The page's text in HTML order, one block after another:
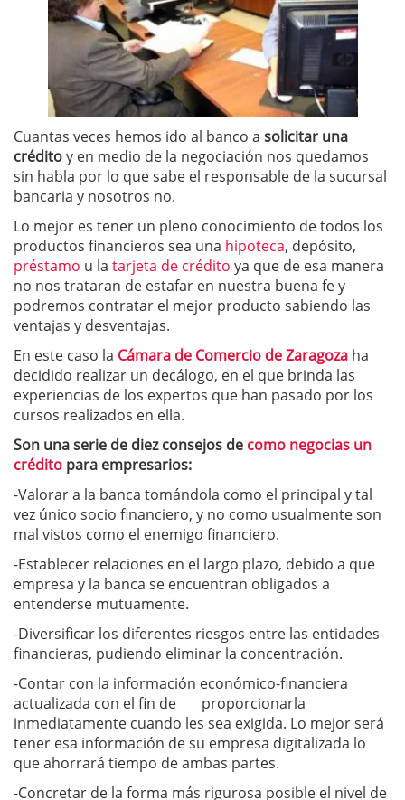
Cuantas veces hemos ido al banco a solicitar una
créditoy en medio de la negociación nos quedamos
sin habla por lo que sabe el responsable de la sucursal
bancaria y nosotros no.
Lo mejor es tener un pleno conocimiento de todos los
productos financieros sea una hipoteca, depósito,
préstamo u la tarjeta de crédito ya que de esa manera
no nos trataran de estafar en nuestra buena fe y
podremos contratar el mejor producto sabiendo las
ventajas y desventajas.
En este caso la Cámara de Comercio de Zaragoza ha
decidido realizar un decálogo, en el que brinda las
experiencias de los expertos que han pasado por los
cursos realizados en ella.
Son una serie de diez consejos de como negocias un
crédito para empresarios:
-Valorar a la banca tomándola como el principal y tal
vez único socio financiero, y no como usualmente son
mal vistos como el enemigo financiero.
-Establecer relaciones en el largo plazo, debido a que
empresa y la banca se encuentran obligados a
entenderse mutuamente.
-Diversificar los diferentes riesgos entre las entidades
financieras, pudiendo eliminar la concentración.
-Contar con la información económico-financiera
actualizada con el fin de proporcionarla
inmediatamente cuando les sea exigida. Lo mejor será
tener esa información de su empresa digitalizada lo
que ahorrará tiempo de ambas partes.
-Concretar de la forma más rigurosa posible el nivel de